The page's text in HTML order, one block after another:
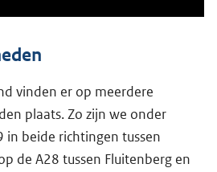
vinden er op meerdere
plaats. Zo zijn we onder
in beide richtingen tussen
de A28 tussen Fluitenberg en